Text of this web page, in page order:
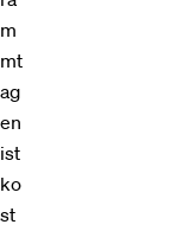
m
mt
ag
en
ist
ko
st